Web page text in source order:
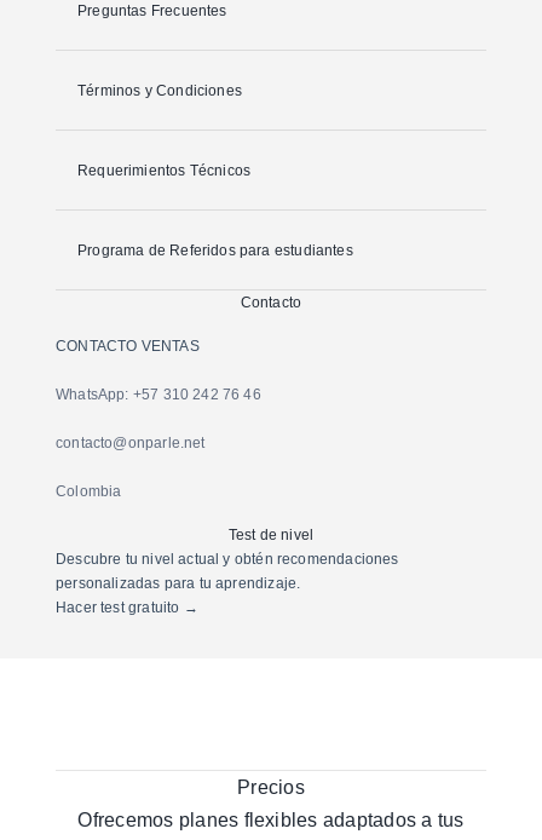
Preguntas Frecuentes
Términos y Condiciones
Requerimientos Técnicos
Programa de Referidos para estudiantes
Contacto
CONTACTO VENTAS
WhatsApp: +57 310 242 76 46
contacto@onparle.net
Colombia
Test de nivel
Descubre tu nivel actual y obtén recomendaciones
personalizadas para tu aprendizaje.
Hacer test gratuito →
Precios
Ofrecemos planes flexibles adaptados a tus